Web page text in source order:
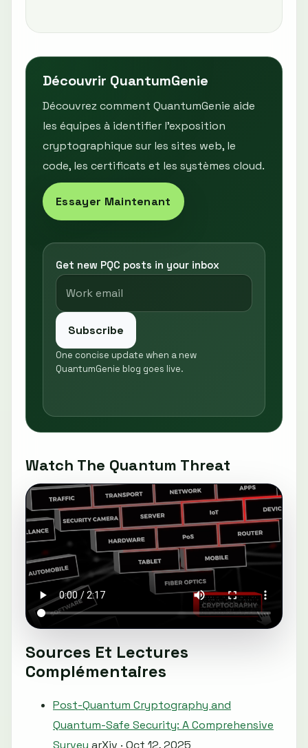
Découvrir QuantumGenie
Découvrez comment QuantumGenie aide
les équipes à identifier l’exposition
cryptographique sur les sites web, le
code, les certificats et les systèmes cloud.
Essayer Maintenant
Get new PQC posts in your inbox
Subscribe
One concise update when a new
QuantumGenie blog goes live.
Watch The Quantum Threat
Sources Et Lectures
Complémentaires
Post-Quantum Cryptography and
Quantum-Safe Security: A Comprehensive
Survey arXiv · Oct 12, 2025